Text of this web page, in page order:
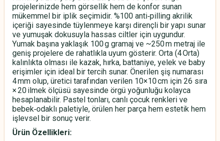
projelerinizde hem görsellik hem de konfor sunan
mükemmel bir iplik seçimidir. %100 anti‑pilling akrilik
içeriği sayesinde tüylenmeye karşı dirençli bir yapı sunar
ve yumuşak dokusuyla hassas ciltler için uygundur.
Yumak başına yaklaşık 100 g gramaj ve ~250 m metraj ile
geniş projelere de rahatlıkla uyum gösterir. Orta (4 Orta)
kalınlıkta olması ile kazak, hırka, battaniye, yelek ve baby
erişimler için ideal bir tercih sunar. Önerilen şiş numarası
4 mm olup, üretici tarafından verilen 10×10 cm için 26 sıra
× 20 ilmek ölçüsü sayesinde örgü yoğunluğu kolayca
hesaplanabilir. Pastel tonları, canlı çocuk renkleri ve
bebek‑odaklı paletiyle, örülen her parça hem estetik hem
işlevsel bir sonuç verir.
Ürün Özellikleri: